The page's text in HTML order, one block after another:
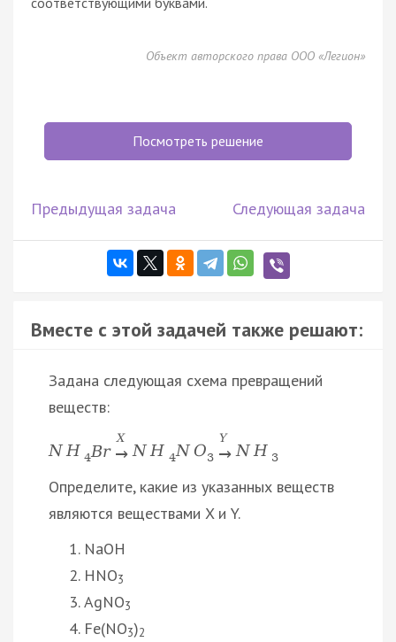
Объект авторского права ООО «Легион»
Посмотреть решение
Предыдущая задача Следующая задача
Вместе с этой задачей также решают:
Задана следующая схема превращений
веществ:
N H 4Br
X
→ N H 4N O3
Y
→ N H 3
Определите, какие из указанных веществ
являются веществами X и Y.
NaOH
HNO3
AgNO3
Fe(NO3)2